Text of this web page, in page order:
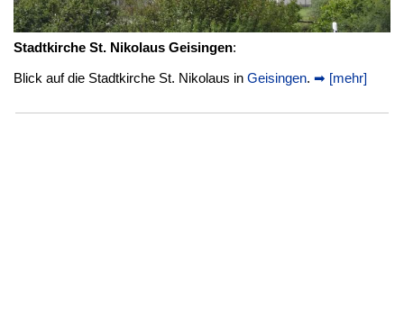
Stadtkirche St. Nikolaus Geisingen:
Blick auf die Stadtkirche St. Nikolaus in Geisingen. ➡ [mehr]